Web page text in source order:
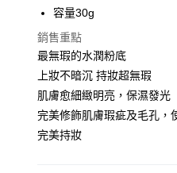
Apple Pay
街口支付
悠遊付
容量30g
銷售重點
最無瑕的水潤粉底
上妝不暗沉 持妝超無瑕
肌膚愈細緻明亮，保濕發光
完美修飾肌膚瑕疵及毛孔，
完美持妝